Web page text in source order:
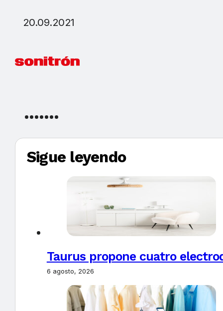
20.09.2021
Sigue leyendo
Taurus propone cuatro
6 agosto, 2026